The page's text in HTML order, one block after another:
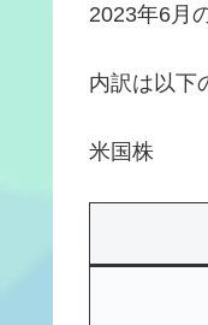
2023年6月
内訳は以下
米国株